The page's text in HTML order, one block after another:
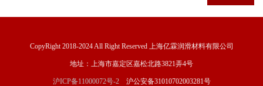
CopyRight 2018-2024 All Right Reserved 上海亿霖润滑材料有限公司
地址：上海市嘉定区嘉松北路3821弄4号
沪ICP备11000072号-2沪公安备31010702003281号